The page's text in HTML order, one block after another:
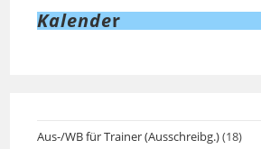
Kalender
Aus-/WB für Trainer (Ausschreibg.)(18)